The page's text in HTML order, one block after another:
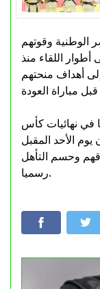
الوطنية وقوتهم
اللقاء منذ
أهداف منحتهم
في نهائيات كأس
يوم الأحد المقبل
وحسم التأهل
رسميا.